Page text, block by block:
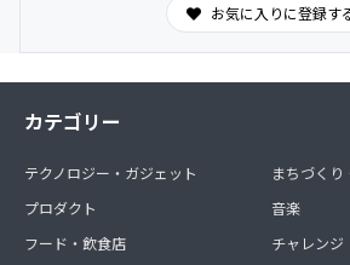
お気に入りに登録す
カテゴリー
テクノロジー・ガジェット
プロダクト
フード・飲食店
まちづくり
音楽
チャレンジ